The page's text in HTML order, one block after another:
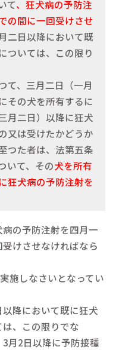
て、狂犬病の予防注
の間に一回受けさせ
二日以降において既
ついては、この限り
て、三月二日（一月
その犬を所有するに
月二日）以降に狂犬
又は受けたかどうか
つた者は、法第五条
いて、その犬を所有
狂犬病の予防注射を
の予防注射を四月一
けさせなければなら
施しなさいとなってい
降において既に狂犬
、この限りでな
月2日以降に予防接種